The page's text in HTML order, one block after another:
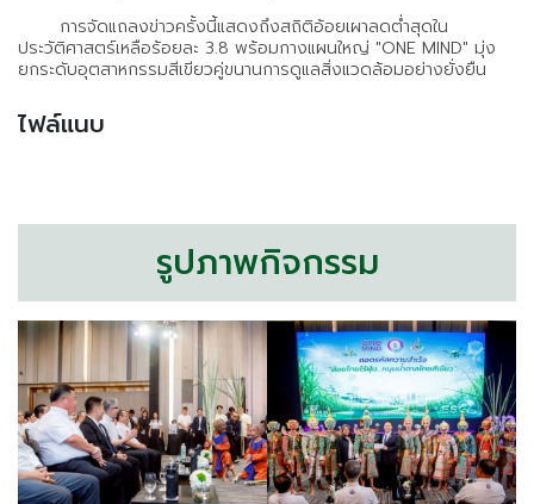
การจัดแถลงข่าวครั้งนี้แสดงถึงสถิติอ้อยเผาลดต่ำสุดใน
ประวัติศาสตร์เหลือร้อยละ 3.8 พร้อมกางแผนใหญ่ "ONE MIND" มุ่ง
ยกระดับอุตสาหกรรมสีเขียวคู่ขนานการดูแลสิ่งแวดล้อมอย่างยั่งยืน
ไฟล์แนบ
รูปภาพกิจกรรม